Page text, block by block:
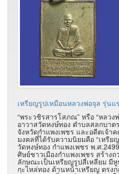
เหรียญรูปเหมือนหลวงพ่อจุล รุ่นแ
“พระวชิรสารโสภณ” หรือ “หลว
อาวาสวัดหงษ์ทอง ตำบลสลกบา
จังหวัดกำแพงเพชร และอดีตเจ้
มงคลที่ได้รับความนิยมคือ “เหรี
วัดหงษ์ทอง กำแพงเพชร พ.ศ
ศิษย์ชาวเมืองกำแพงเพชร สร้าง
ลักษณะเป็นเหรียญรูปสี่เหลี่ยม มีหู
กะไหล่ทอง ด้านหน้าเหรียญ ตรง